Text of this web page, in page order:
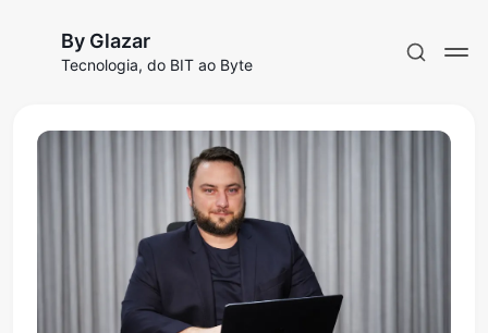
By Glazar
Tecnologia, do BIT ao Byte
Assinar
Entrar